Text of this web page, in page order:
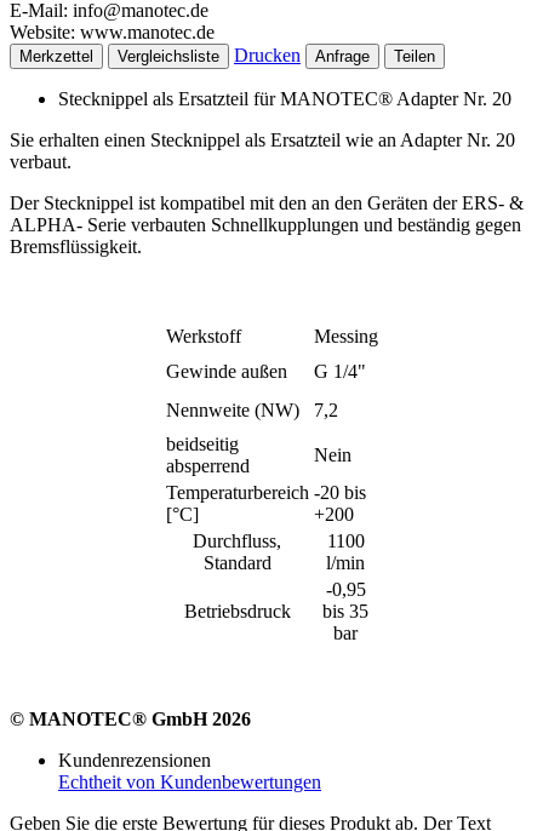
E-Mail: info@manotec.de
Website: www.manotec.de
Merkzettel Vergleichsliste Drucken Anfrage Teilen
Stecknippel als Ersatzteil für MANOTEC® Adapter Nr. 20
Sie erhalten einen Stecknippel als Ersatzteil wie an Adapter Nr. 20
verbaut.
Der Stecknippel ist kompatibel mit den an den Geräten der ERS- &
ALPHA- Serie verbauten Schnellkupplungen und beständig gegen
Bremsflüssigkeit.
Werkstoff
Messing
Gewinde außen
G 1/4"
Nennweite (NW)
7,2
beidseitig
absperrend
Nein
Temperaturbereich
[°C]
-20 bis
+200
Durchfluss,
Standard
1100
l/min
Betriebsdruck
-0,95
bis 35
bar
© MANOTEC® GmbH 2026
Kundenrezensionen
Echtheit von Kundenbewertungen
Geben Sie die erste Bewertung für dieses Produkt ab. Der Text